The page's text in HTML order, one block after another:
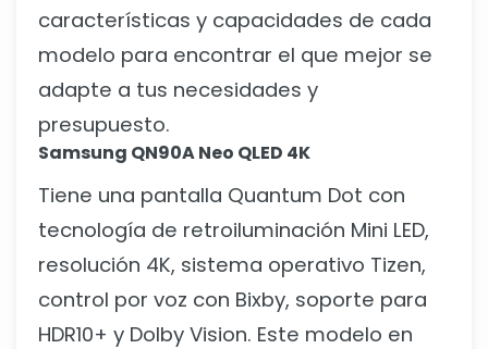
características y capacidades de cada
modelo para encontrar el que mejor se
adapte a tus necesidades y
presupuesto.
Samsung QN90A Neo QLED 4K
Tiene una pantalla Quantum Dot con
tecnología de retroiluminación Mini LED,
resolución 4K, sistema operativo Tizen,
control por voz con Bixby, soporte para
HDR10+ y Dolby Vision. Este modelo en